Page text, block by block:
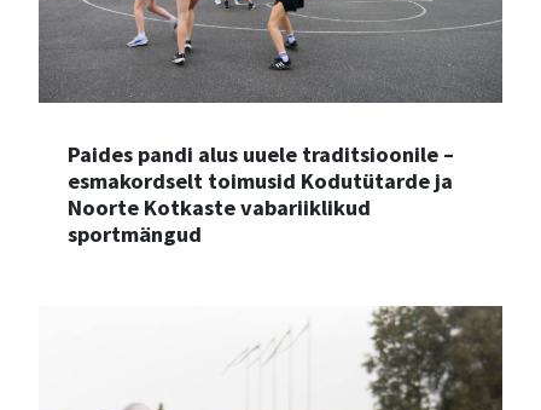
Paides pandi alus uuele traditsioonile –
esmakordselt toimusid Kodutütarde ja
Noorte Kotkaste vabariiklikud
sportmängud